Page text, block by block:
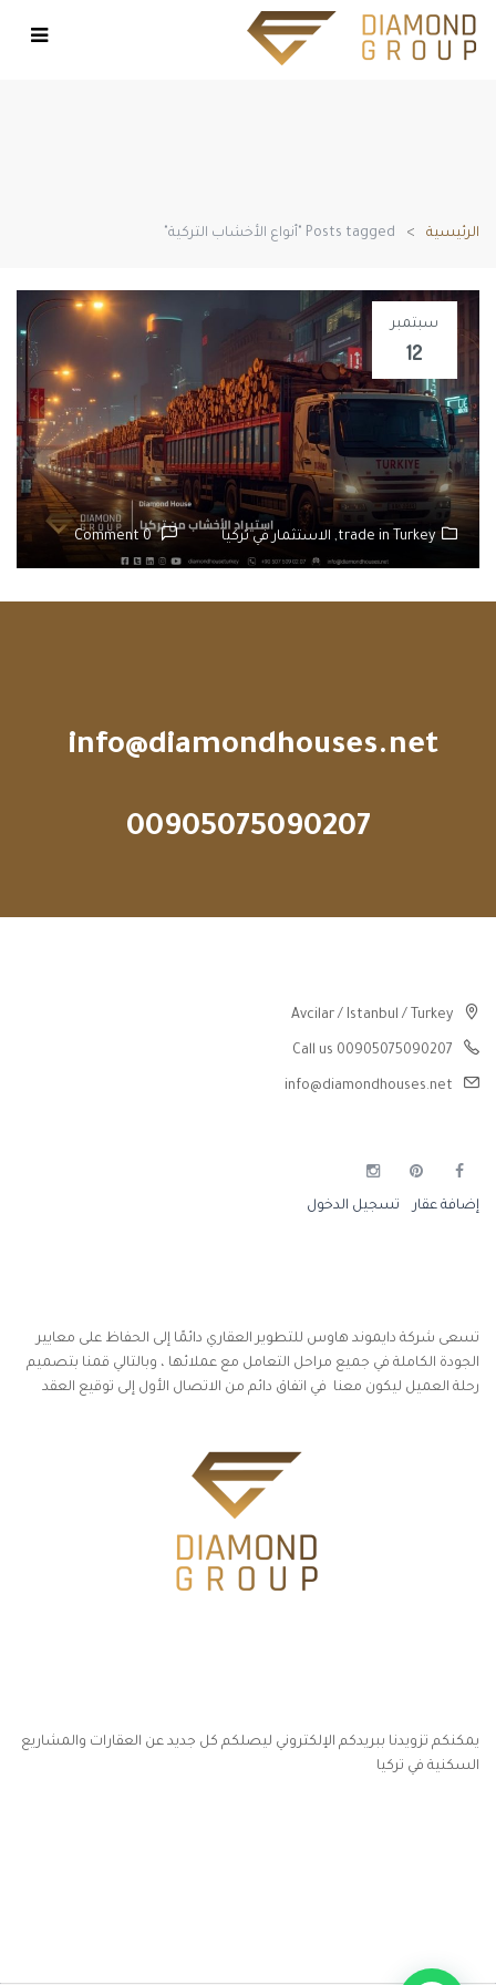
الرئيسية Posts tagged "أنواع الأخشاب التركية"
سبتمبر
12
trade in Turkey, الاستثمار في تركيا
info@diamondhouses.net
00905075090207
Avcilar / Istanbul / Turkey
Call us 00905075090207
info@diamondhouses.net
إضافة عقار تسجيل الدخول
تسعى شركة دايموند هاوس للتطوير العقاري دائمًا إلى الحفاظ على معايير
الجودة الكاملة في جميع مراحل التعامل مع عملائها ، وبالتالي قمنا بتصميم
رحلة العميل ليكون معنا في اتفاق دائم من الاتصال الأول إلى توقيع العقد
يمكنكم تزويدنا ببريدكم الإلكتروني ليصلكم كل جديد عن العقارات والمشاريع
السكنية في تركيا